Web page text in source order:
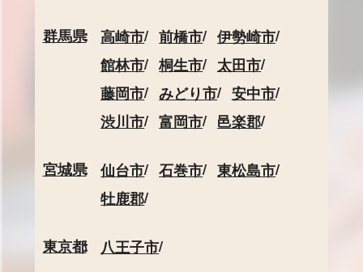
群馬県 高崎市 前橋市
伊勢崎市
館林市
桐生市
太田市
藤岡市
みどり市
安中市
渋川市
富岡市 邑楽郡
宮城県 仙台市 石巻市
東松島市
牡鹿郡
東京都 八王子市